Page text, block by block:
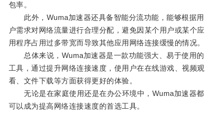
包率。
此外，Wuma加速器还具备智能分流功能，能够根据用
户需求对网络流量进行合理分配，避免因某个用户或某个应
用程序占用过多带宽而导致其他应用网络连接缓慢的情况。
总体来说，Wuma加速器是一款功能强大、易于使用的
工具，通过提升网络连接速度，使用户在在线游戏、视频观
看、文件下载等方面获得更好的体验。
无论是在家庭使用还是在办公环境中，Wuma加速器都
可以成为提高网络连接速度的首选工具。